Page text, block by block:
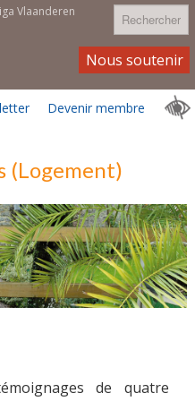
Vlaanderen Rechercher
Nous soutenir
Devenir membre
(Logement)
de quatre